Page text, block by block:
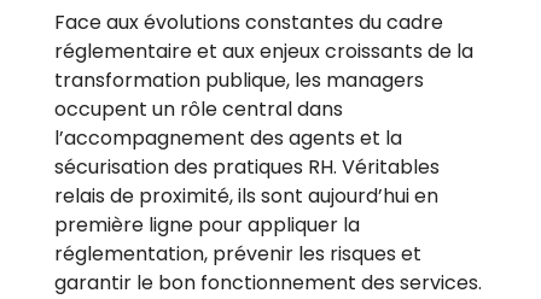
Face aux évolutions constantes du cadre
réglementaire et aux enjeux croissants de la
transformation publique, les managers
occupent un rôle central dans
l’accompagnement des agents et la
sécurisation des pratiques RH. Véritables
relais de proximité, ils sont aujourd’hui en
première ligne pour appliquer la
réglementation, prévenir les risques et
garantir le bon fonctionnement des services.